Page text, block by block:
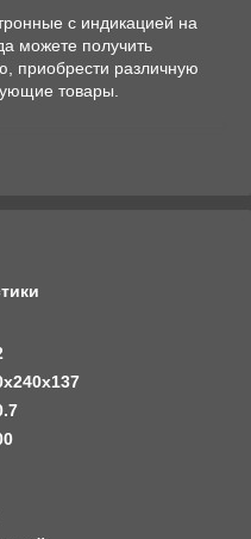
с индикацией на
можете получить
приобрести различную
товары.